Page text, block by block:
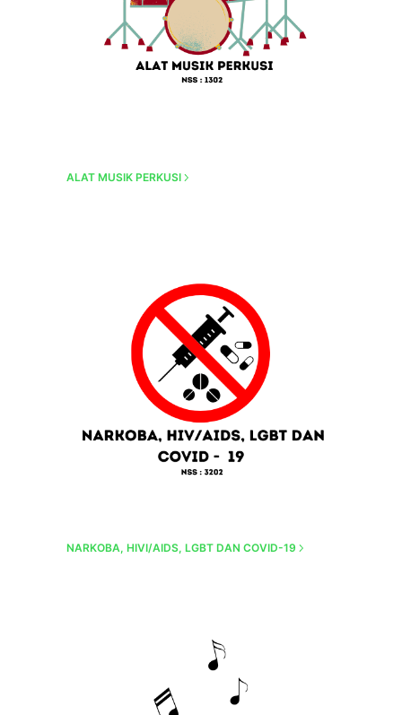
ALAT MUSIK PERKUSI
NARKOBA, HIVI/AIDS, LGBT DAN COVID-19